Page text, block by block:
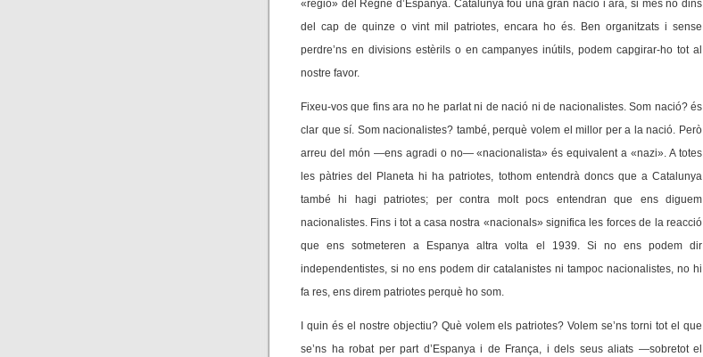
«regió» del Regne d’Espanya. Catalunya fou una gran nació i ara, si més no dins
del cap de quinze o vint mil patriotes, encara ho és. Ben organitzats i sense
perdre’ns en divisions estèrils o en campanyes inútils, podem capgirar-ho tot al
nostre favor.
Fixeu-vos que fins ara no he parlat ni de nació ni de nacionalistes. Som nació? és
clar que sí. Som nacionalistes? també, perquè volem el millor per a la nació. Però
arreu del món —ens agradi o no— «nacionalista» és equivalent a «nazi». A totes
les pàtries del Planeta hi ha patriotes, tothom entendrà doncs que a Catalunya
també hi hagi patriotes; per contra molt pocs entendran que ens diguem
nacionalistes. Fins i tot a casa nostra «nacionals» significa les forces de la reacció
que ens sotmeteren a Espanya altra volta el 1939. Si no ens podem dir
independentistes, si no ens podem dir catalanistes ni tampoc nacionalistes, no hi
fa res, ens direm patriotes perquè ho som.
I quin és el nostre objectiu? Què volem els patriotes? Volem se’ns torni tot el que
se’ns ha robat per part d’Espanya i de França, i dels seus aliats —sobretot el